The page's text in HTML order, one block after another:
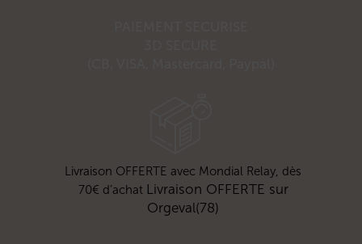
Livraison OFFERTE avec Mondial Relay, dès
70€ d’achat Livraison OFFERTE sur
Orgeval(78)